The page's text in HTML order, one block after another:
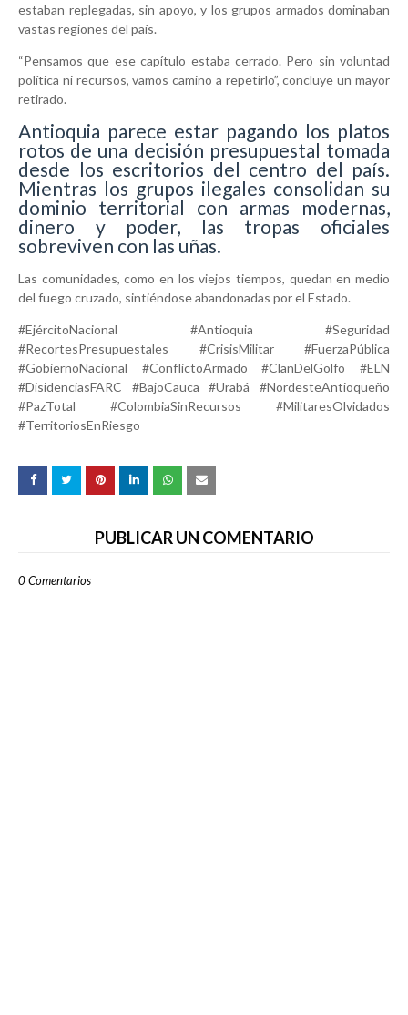
estaban replegadas, sin apoyo, y los grupos armados dominaban
vastas regiones del país.
“Pensamos que ese capítulo estaba cerrado. Pero sin voluntad
política ni recursos, vamos camino a repetirlo”, concluye un mayor
retirado.
Antioquia parece estar pagando los platos
rotos de una decisión presupuestal tomada
desde los escritorios del centro del país.
Mientras los grupos ilegales consolidan su
dominio territorial con armas modernas,
dinero y poder, las tropas oficiales
sobreviven con las uñas.
Las comunidades, como en los viejos tiempos, quedan en medio
del fuego cruzado, sintiéndose abandonadas por el Estado.
#EjércitoNacional #Antioquia #Seguridad
#RecortesPresupuestales #CrisisMilitar #FuerzaPública
#GobiernoNacional #ConflictoArmado #ClanDelGolfo #ELN
#DisidenciasFARC #BajoCauca #Urabá #NordesteAntioqueño
#PazTotal #ColombiaSinRecursos #MilitaresOlvidados
#TerritoriosEnRiesgo
PUBLICAR UN COMENTARIO
0 Comentarios